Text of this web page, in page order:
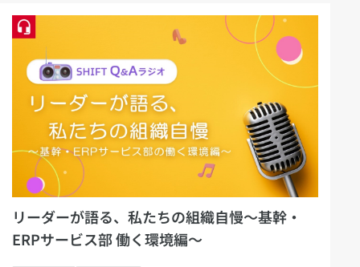
リーダーが語る、私たちの組織自慢～基幹・
ERPサービス部 働く環境編～